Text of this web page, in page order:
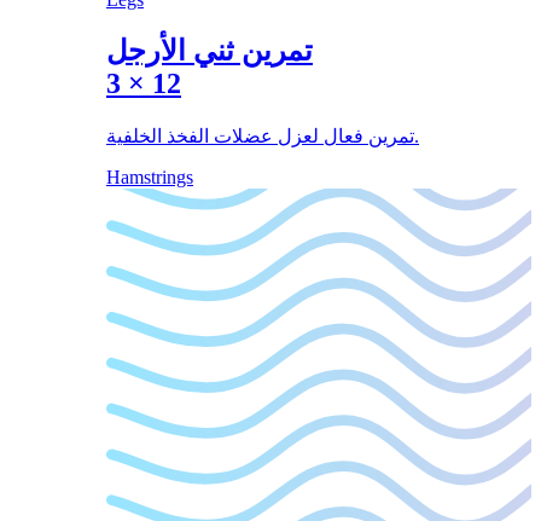
تمرين ثني الأرجل
3 × 12
تمرين فعال لعزل عضلات الفخذ الخلفية.
Hamstrings